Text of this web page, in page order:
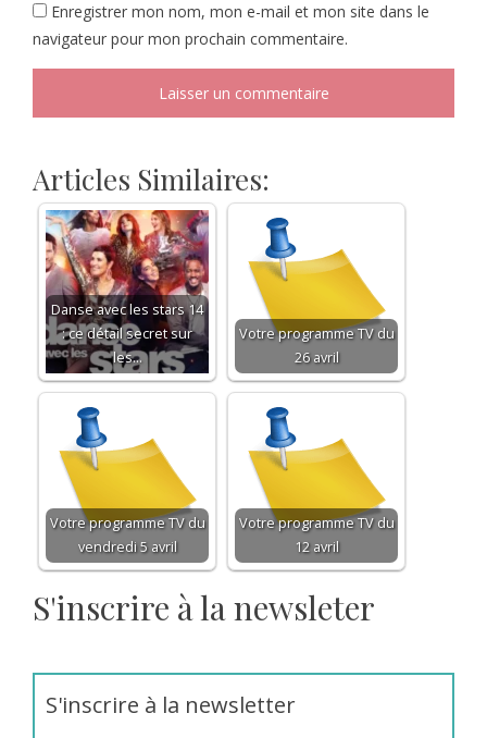
Enregistrer mon nom, mon e-mail et mon site dans le
navigateur pour mon prochain commentaire.
Articles Similaires:
Danse avec les stars 14
: ce détail secret sur
les…
Votre programme TV du
26 avril
Votre programme TV du
vendredi 5 avril
Votre programme TV du
12 avril
S'inscrire à la newsleter
S'inscrire à la newsletter